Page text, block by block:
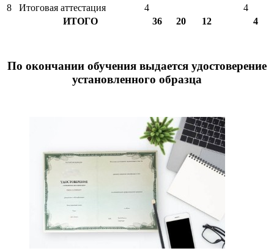
8 Итоговая аттестация 4
4
ИТОГО
36 20 12 4
По окончании обучения выдается удостоверение
установленного образца